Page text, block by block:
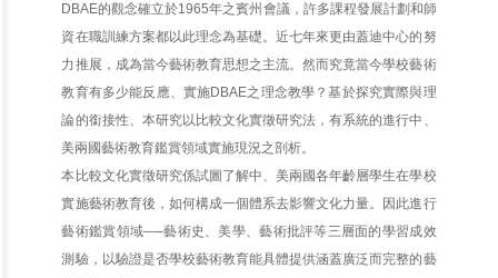
DBAE的觀念確立於1965年之賓州會議，許多課程發展計劃和師
資在職訓練方案都以此理念為基礎。近七年來更由蓋迪中心的努
力推展，成為當今藝術教育思想之主流。然而究竟當今學校藝術
教育有多少能反應、實施DBAE之理念教學？基於探究實際與理
論的銜接性、本研究以比較文化實徵研究法，有系統的進行中、
美兩國藝術教育鑑賞領域實施現況之剖析。
本比較文化實徵研究係試圖了解中、美兩國各年齡層學生在學校
實施藝術教育後，如何構成一個體系去影響文化力量。因此進行
藝術鑑賞領域──藝術史、美學、藝術批評等三層面的學習成效
測驗，以驗證是否學校藝術教育能具體提供涵蓋廣泛而完整的藝